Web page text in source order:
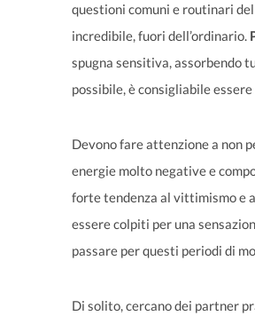
questioni comuni e routinari
incredibile, fuori dell’ordinario.
spugna sensitiva, assorbendo
possibile, è consigliabile
Devono fare attenzione a non
energie molto negative e
forte tendenza al vittimismo e
essere colpiti per una
passare per questi periodi di
Di solito, cercano dei partner